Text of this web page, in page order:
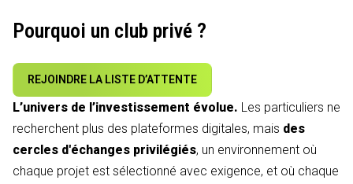
Pourquoi un club privé ?
REJOINDRE LA LISTE D’ATTENTE
L’univers de l’investissement évolue. Les particuliers ne
recherchent plus des plateformes digitales, mais des
cercles d'échanges privilégiés, un environnement où
chaque projet est sélectionné avec exigence, et où chaque